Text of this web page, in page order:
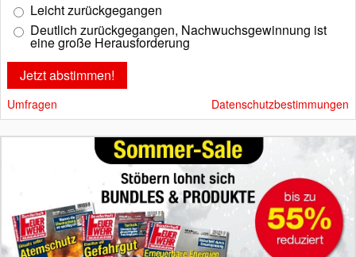
Leicht zurückgegangen
Deutlich zurückgegangen, Nachwuchsgewinnung ist
eine große Herausforderung
Umfragen Datenschutzbestimmungen